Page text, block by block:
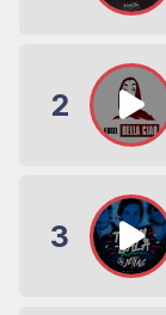
2
3